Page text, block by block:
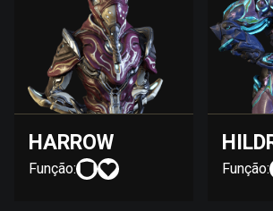
HARROW
Função: Função: